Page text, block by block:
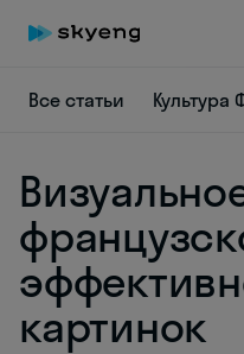
Все статьи Культура
картинок
Skyeng Chat
online